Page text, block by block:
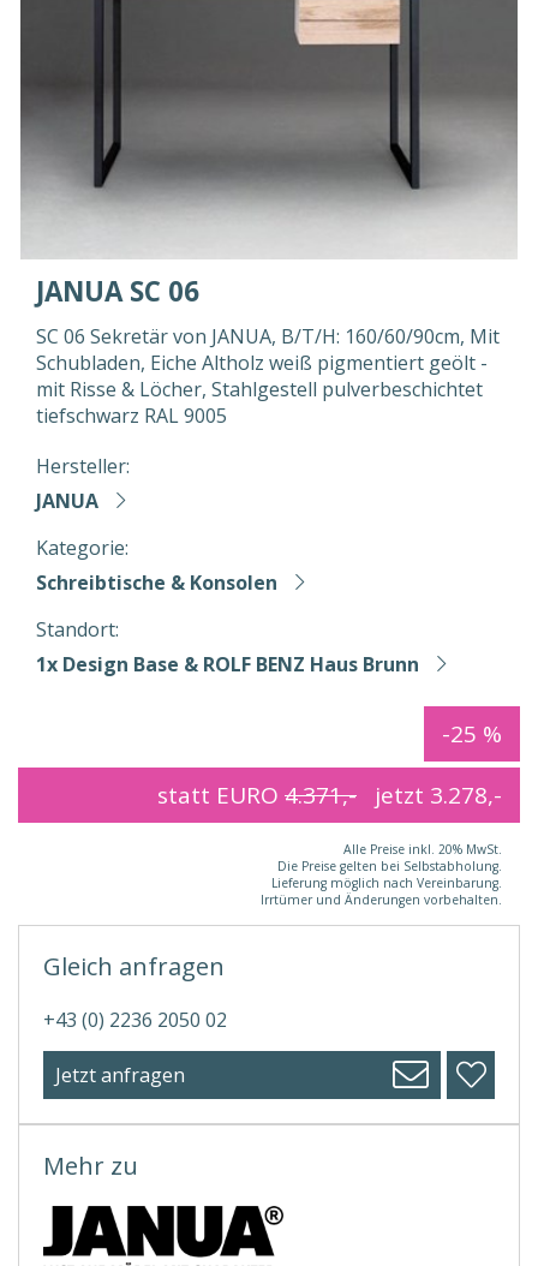
JANUA SC 06
SC 06 Sekretär von JANUA, B/T/H: 160/60/90cm, Mit
Schubladen, Eiche Altholz weiß pigmentiert geölt -
mit Risse & Löcher, Stahlgestell pulverbeschichtet
tiefschwarz RAL 9005
Hersteller:
JANUA
Kategorie:
Schreibtische & Konsolen
Standort:
1x Design Base & ROLF BENZ Haus Brunn
-25 %
statt EURO 4.371,- jetzt 3.278,-
Alle Preise inkl. 20% MwSt.
Die Preise gelten bei Selbstabholung.
Lieferung möglich nach Vereinbarung.
Irrtümer und Änderungen vorbehalten.
Mehr zu
Gleich anfragen
+43 (0) 2236 2050 02
Jetzt anfragen